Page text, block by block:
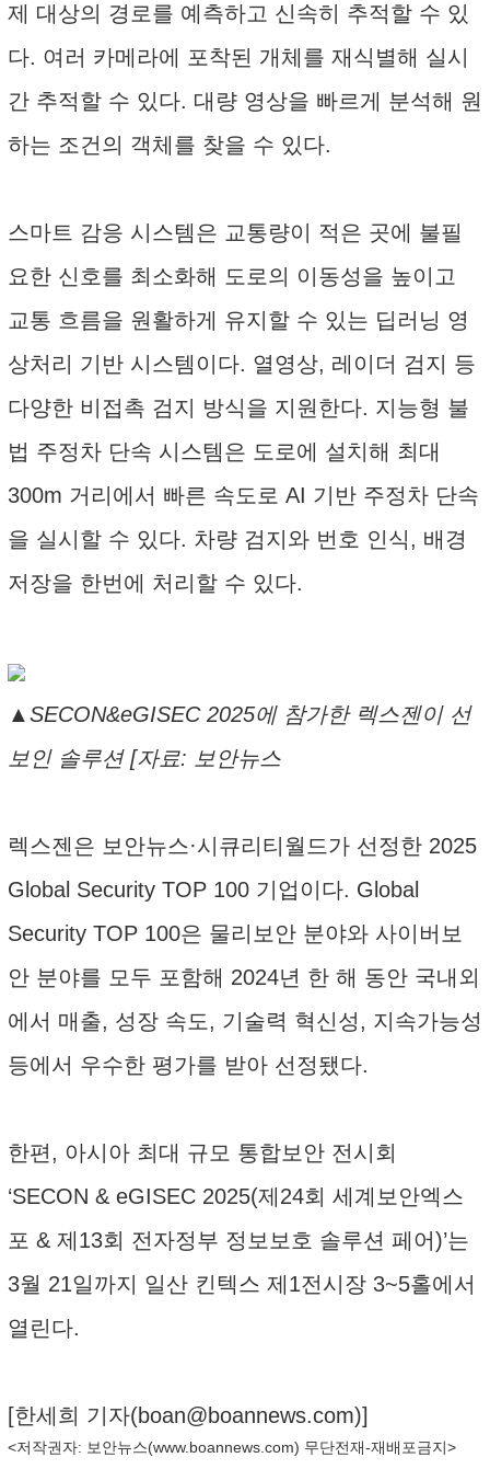
제 대상의 경로를 예측하고 신속히 추적할 수 있
다. 여러 카메라에 포착된 개체를 재식별해 실시
간 추적할 수 있다. 대량 영상을 빠르게 분석해 원
하는 조건의 객체를 찾을 수 있다.
스마트 감응 시스템은 교통량이 적은 곳에 불필
요한 신호를 최소화해 도로의 이동성을 높이고
교통 흐름을 원활하게 유지할 수 있는 딥러닝 영
상처리 기반 시스템이다. 열영상, 레이더 검지 등
다양한 비접촉 검지 방식을 지원한다. 지능형 불
법 주정차 단속 시스템은 도로에 설치해 최대
300m 거리에서 빠른 속도로 AI 기반 주정차 단속
을 실시할 수 있다. 차량 검지와 번호 인식, 배경
저장을 한번에 처리할 수 있다.
▲SECON&eGISEC 2025에 참가한 렉스젠이 선
보인 솔루션 [자료: 보안뉴스
렉스젠은 보안뉴스·시큐리티월드가 선정한 2025
Global Security TOP 100 기업이다. Global
Security TOP 100은 물리보안 분야와 사이버보
안 분야를 모두 포함해 2024년 한 해 동안 국내외
에서 매출, 성장 속도, 기술력 혁신성, 지속가능성
등에서 우수한 평가를 받아 선정됐다.
한편, 아시아 최대 규모 통합보안 전시회
‘SECON & eGISEC 2025(제24회 세계보안엑스
포 & 제13회 전자정부 정보보호 솔루션 페어)’는
3월 21일까지 일산 킨텍스 제1전시장 3~5홀에서
열린다.
[한세희 기자(boan@boannews.com)]
<저작권자: 보안뉴스(www.boannews.com) 무단전재-재배포금지>